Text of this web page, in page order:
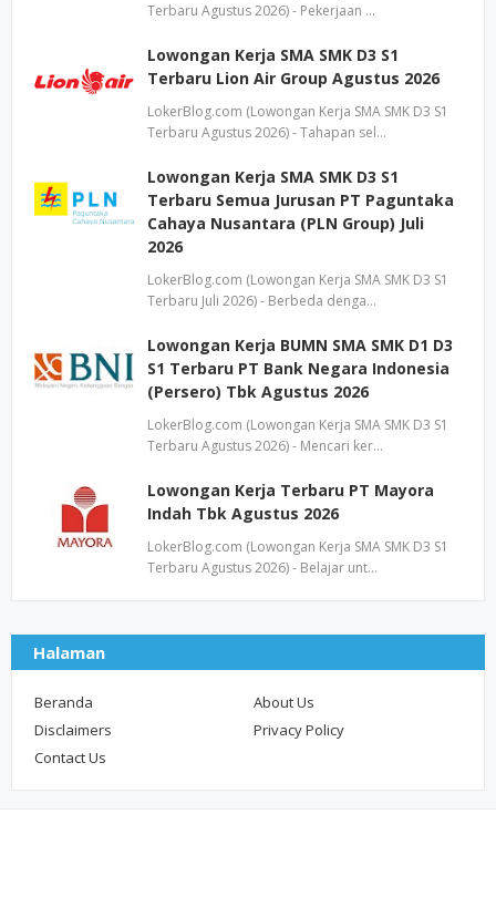
Terbaru Agustus 2026) - Pekerjaan …
Lowongan Kerja SMA SMK D3 S1
Terbaru Lion Air Group Agustus 2026
LokerBlog.com (Lowongan Kerja SMA SMK D3 S1
Terbaru Agustus 2026) - Tahapan sel…
Lowongan Kerja SMA SMK D3 S1
Terbaru Semua Jurusan PT Paguntaka
Cahaya Nusantara (PLN Group) Juli
2026
LokerBlog.com (Lowongan Kerja SMA SMK D3 S1
Terbaru Juli 2026) - Berbeda denga…
Lowongan Kerja BUMN SMA SMK D1 D3
S1 Terbaru PT Bank Negara Indonesia
(Persero) Tbk Agustus 2026
LokerBlog.com (Lowongan Kerja SMA SMK D3 S1
Terbaru Agustus 2026) - Mencari ker…
Lowongan Kerja Terbaru PT Mayora
Indah Tbk Agustus 2026
LokerBlog.com (Lowongan Kerja SMA SMK D3 S1
Terbaru Agustus 2026) - Belajar unt…
Halaman
Beranda
About Us
Disclaimers
Privacy Policy
Contact Us